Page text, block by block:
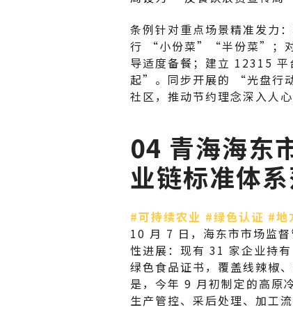
条例针对重点场景精准发力
行 “小份菜”“半份菜”；对
导适度备餐；建立 12315
起”。同步开展的 “光盘行
社区，推动节约理念深入人心
04 青海海东
业链标准体
#可持续农业 #绿色认证 #地
10 月 7 日，海东市市场监
性进展：现有 31 家企业持
绿色食品证书，覆盖线辣椒
是，今年 9 月初制定的高原
生产管控、采后处理、加工